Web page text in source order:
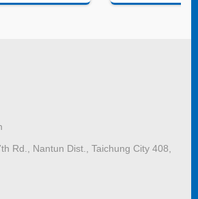
Rd., Nantun Dist., Taichung City 408,